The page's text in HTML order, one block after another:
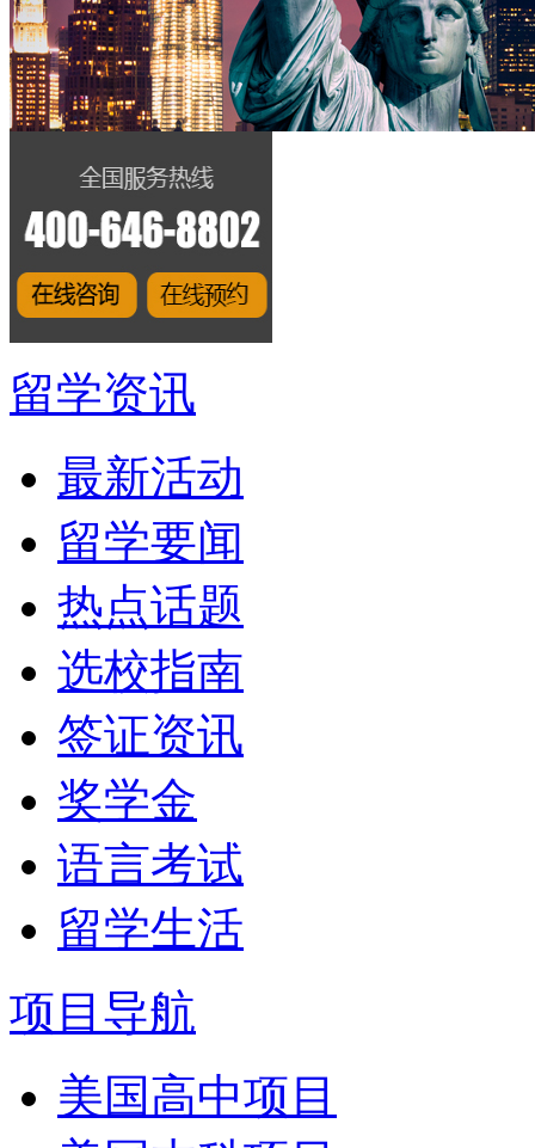
留学资讯
最新活动
留学要闻
热点话题
选校指南
签证资讯
奖学金
语言考试
留学生活
项目导航
美国高中项目